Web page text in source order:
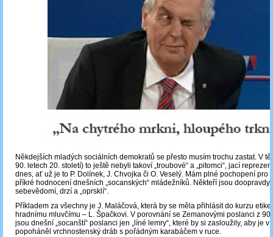
Někdejších mladých sociálních demokratů se přesto musím trochu zastat. V
90. letech 20. století) to ještě nebyli takoví „troubové“ a „pitomci“, jací
dnes, ať už je to P. Dolínek, J. Chvojka či O. Veselý. Mám plné pochopení pro
příkré hodnocení dnešních „socanských“ mládežníků. Někteří jsou doopravdy
sebevědomí, drzí a „oprsklí“.
Příkladem za všechny je J. Maláčová, která by se měla přihlásit do kurzu
hradnímu mluvčímu – L. Špačkovi. V porovnání se Zemanovými poslanci z
jsou dnešní „socanští“ poslanci jen „líné lemry“, které by si zasloužily, aby je v
popoháněl vrchnostenský dráb s pořádným karabáčem v ruce.